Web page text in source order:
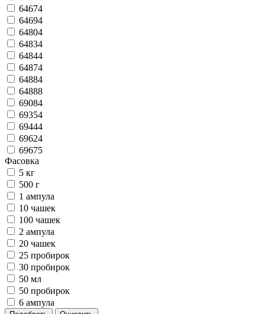
64674
64694
64804
64834
64844
64874
64884
64888
69084
69354
69444
69624
69675
Фасовка
5 кг
500 г
1 ампула
10 чашек
100 чашек
2 ампула
20 чашек
25 пробирок
30 пробирок
50 мл
50 пробирок
6 ампула